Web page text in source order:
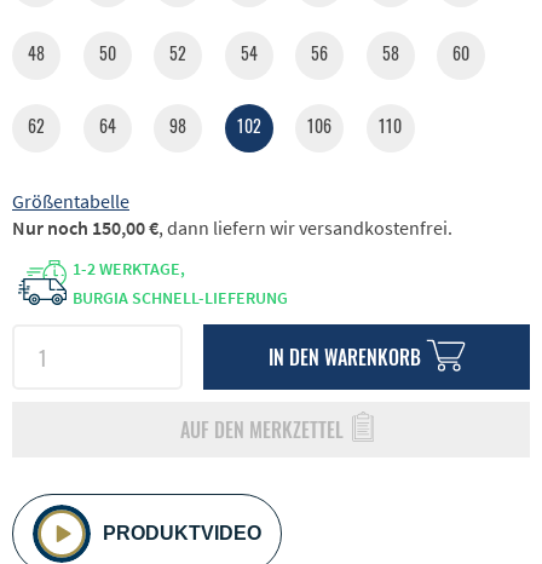
48 50 52 54 56 58 60
62 64 98 102 106 110
Größentabelle
1-2 WERKTAGE,
BURGIA SCHNELL-LIEFERUNG
IN DEN WARENKORB
AUF DEN MERKZETTEL
PRODUKTVIDEO
Nur noch 150,00 €, dann liefern wir versandkostenfrei.